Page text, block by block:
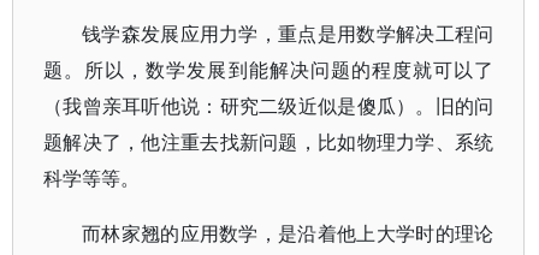
钱学森发展应用力学，重点是用数学解决工程问
题。所以，数学发展到能解决问题的程度就可以了
（我曾亲耳听他说：研究二级近似是傻瓜）。旧的问
题解决了，他注重去找新问题，比如物理力学、系统
科学等等。
而林家翘的应用数学，是沿着他上大学时的理论